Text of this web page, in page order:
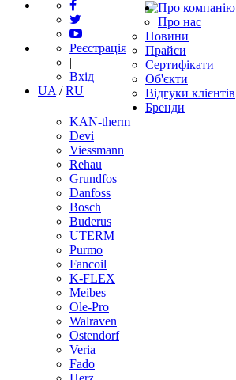
Реєстрація
|
Вхід
UA /RU
Про компанію
Про нас
Новини
Прайси
Сертифікати
Об'єкти
Відгуки клієнтів
Бренди
KAN-therm
Devi
Viessmann
Rehau
Grundfos
Danfoss
Bosch
Buderus
UTERM
Purmo
Fancoil
K-FLEX
Meibes
Ole-Pro
Walraven
Ostendorf
Veria
Fado